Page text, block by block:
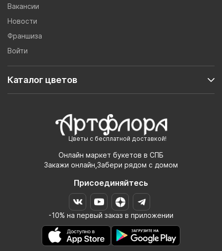
Цветы с бесплатной доставкой!
Онлайн маркет букетов в СПБ
Закажи онлайн,Забери рядом с домом
Присоединяйтесь
-10% на первый заказ в приложении
Вакансии
Новости
Франшиза
Войти
Каталог цветов